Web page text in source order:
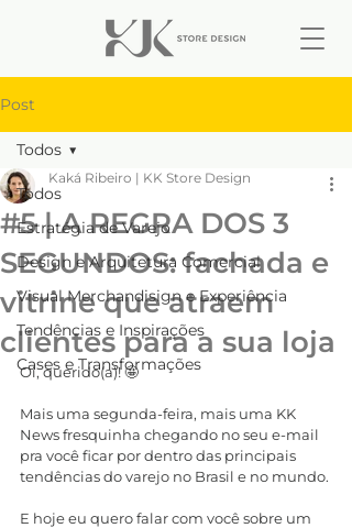
Post
Todos
Estratégia de Varejo
Design e Arquitetura Comercial
Visual Merchandisign e Experiência
Tendências e Inspirações
Cases e Transformações
Todos
#5 | A REGRA DOS 3
SEGUNDOS: fachada e
vitrine que atraem
clientes para a sua loja
Kaká Ribeiro | KK Store Design
Oi, querido(a)! 🤩
Mais uma segunda-feira, mais uma KK
News fresquinha chegando no seu e-mail
pra você ficar por dentro das principais
tendências do varejo no Brasil e no mundo.
E hoje eu quero falar com você sobre um